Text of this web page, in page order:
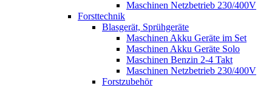
Maschinen Netzbetrieb 230/400V
Forsttechnik
Blasgerät, Sprühgeräte
Maschinen Akku Geräte im Set
Maschinen Akku Geräte Solo
Maschinen Benzin 2-4 Takt
Maschinen Netzbetrieb 230/400V
Forstzubehör